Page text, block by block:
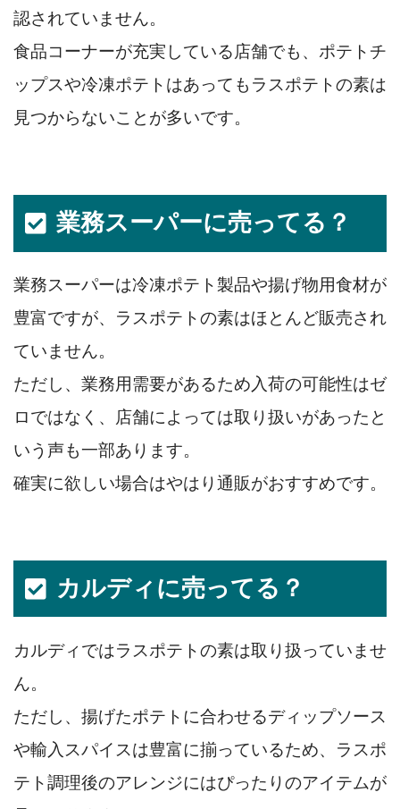
認されていません。
食品コーナーが充実している店舗でも、ポテトチ
ップスや冷凍ポテトはあってもラスポテトの素は
見つからないことが多いです。
業務スーパーに売ってる？
業務スーパーは冷凍ポテト製品や揚げ物用食材が
豊富ですが、ラスポテトの素はほとんど販売され
ていません。
ただし、業務用需要があるため入荷の可能性はゼ
ロではなく、店舗によっては取り扱いがあったと
いう声も一部あります。
確実に欲しい場合はやはり通販がおすすめです。
カルディに売ってる？
カルディではラスポテトの素は取り扱っていませ
ん。
ただし、揚げたポテトに合わせるディップソース
や輸入スパイスは豊富に揃っているため、ラスポ
テト調理後のアレンジにはぴったりのアイテムが